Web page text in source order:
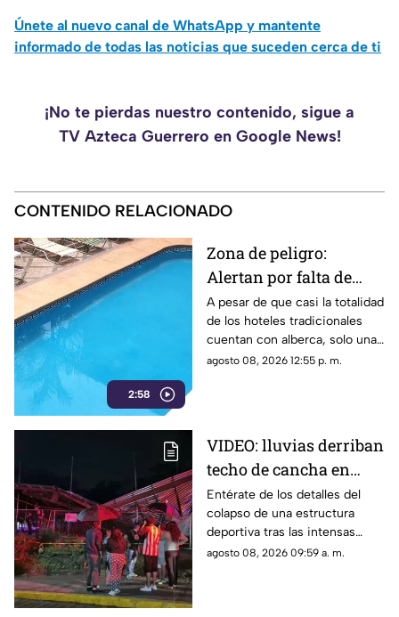
Únete al nuevo canal de WhatsApp y mantente
informado de todas las noticias que suceden cerca de ti
¡No te pierdas nuestro contenido, sigue a
TV Azteca Guerrero en Google News!
CONTENIDO RELACIONADO
2:58
Zona de peligro:
Alertan por falta de
medidas de seguridad
en albercas de hoteles
tradicionales
A pesar de que casi la totalidad
de los hoteles tradicionales
cuentan con alberca, solo una
mínima parte dispone de
agosto 08, 2026 12:55 p. m.
VIDEO: lluvias derriban
techo de cancha en
Chilpancingo; hubo
lesionados
Entérate de los detalles del
colapso de una estructura
deportiva tras las intensas
precipitaciones y el reporte de
agosto 08, 2026 09:59 a. m.